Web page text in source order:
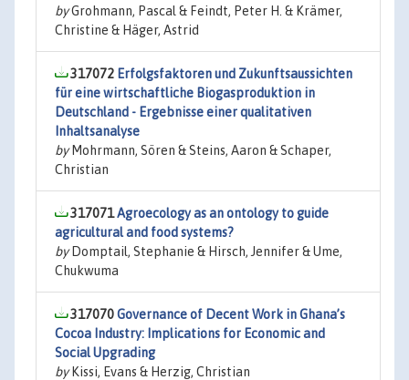
byGrohmann, Pascal & Feindt, Peter H. & Krämer,
Christine & Häger, Astrid
317072 Erfolgsfaktoren und Zukunftsaussichten
für eine wirtschaftliche Biogasproduktion in
Deutschland - Ergebnisse einer qualitativen
Inhaltsanalyse
byMohrmann, Sören & Steins, Aaron & Schaper,
Christian
317071Agroecology as an ontology to guide
agricultural and food systems?
byDomptail, Stephanie & Hirsch, Jennifer & Ume,
Chukwuma
317070Governance of Decent Work in Ghana’s
Cocoa Industry: Implications for Economic and
Social Upgrading
byKissi, Evans & Herzig, Christian